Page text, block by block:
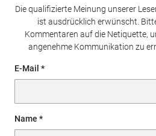
Die qualifizierte Meinung unserer
ist ausdrücklich erwünscht.
Kommentaren auf die Netiquette,
angenehme Kommunikation zu
E-Mail
Name